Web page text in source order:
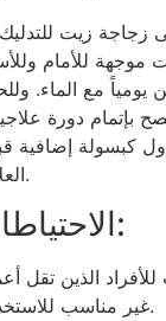
للأمام
يومياً مع الماء.
العلاقة الجنسية بـ 30 دقيقة.
الاحتياطات والتحذيرات:
غير مناسب للاستخدام من قبل النساء.